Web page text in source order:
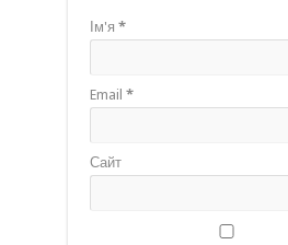
Ім'я *
Email *
Сайт